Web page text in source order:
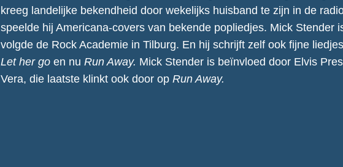
kreeg landelijke bekendheid door wekelijks huisband te zijn in de
speelde hij Americana-covers van bekende popliedjes. Mick Stender
volgde de Rock Academie in Tilburg. En hij schrijft zelf ook fijne
Let her goen nuRun Away. Mick Stender is beïnvloed door Elvis
Vera, die laatste klinkt ook door opRun Away.